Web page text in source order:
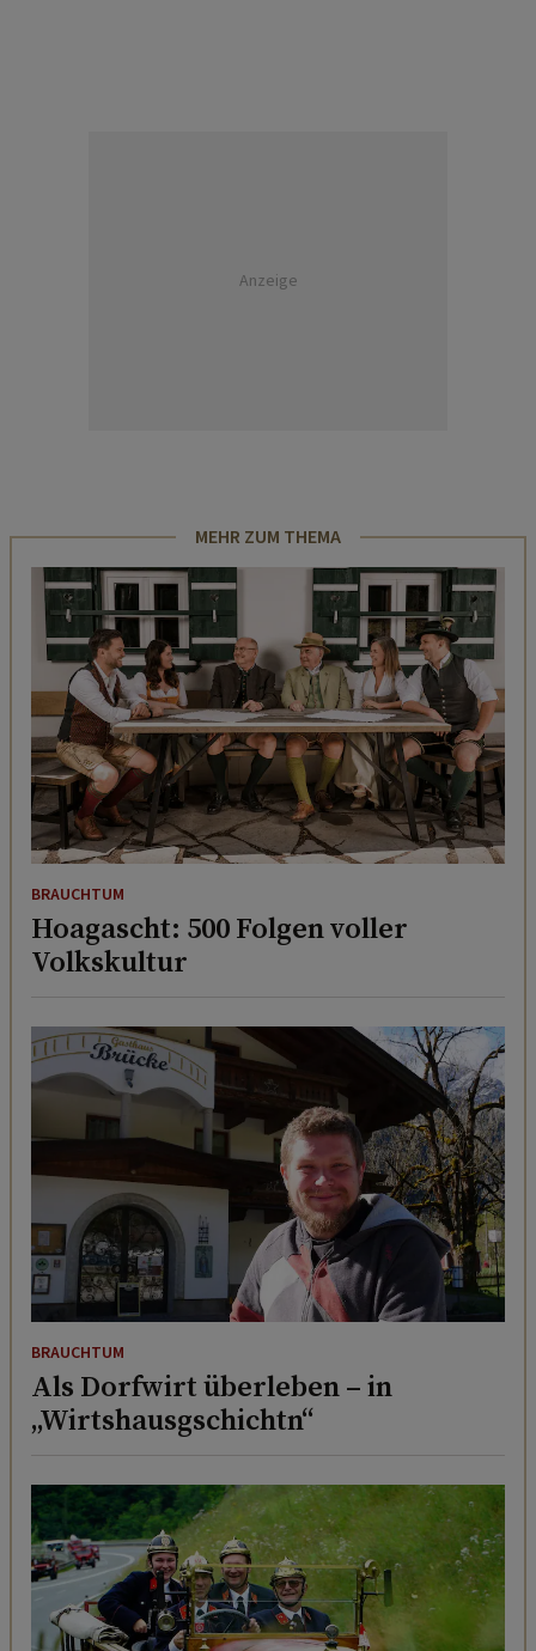
Anzeige
MEHR ZUM THEMA
BRAUCHTUM
Hoagascht: 500 Folgen voller
Volkskultur
BRAUCHTUM
Als Dorfwirt überleben – in
„Wirtshausgschichtn“